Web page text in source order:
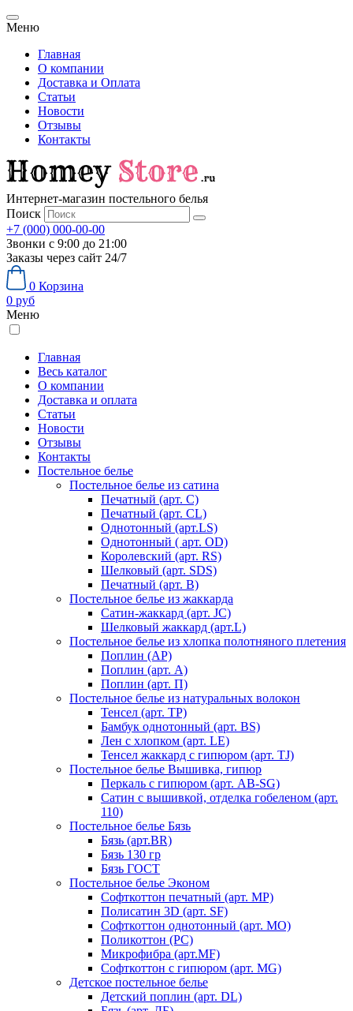
Меню
Главная
О компании
Доставка и Оплата
Статьи
Новости
Отзывы
Контакты
Интернет-магазин постельного белья
Поиск
+7 (000) 000-00-00
Звонки с 9:00 до 21:00
Заказы через сайт 24/7
0 Корзина
0 руб
Меню
Главная
Весь каталог
О компании
Доставка и оплата
Статьи
Новости
Отзывы
Контакты
Постельное белье
Постельное белье из сатина
Печатный (арт. С)
Печатный (арт. СL)
Однотонный (арт.LS)
Однотонный ( арт. OD)
Королевский (арт. RS)
Шелковый (арт. SDS)
Печатный (арт. В)
Постельное белье из жаккарда
Сатин-жаккард (арт. JC)
Шелковый жаккард (арт.L)
Постельное белье из хлопка полотняного плетения
Поплин (AP)
Поплин (арт. А)
Поплин (арт. П)
Постельное белье из натуральных волокон
Тенсел (арт. ТР)
Бамбук однотонный (арт. BS)
Лен с хлопком (арт. LE)
Тенсел жаккард с гипюром (арт. TJ)
Постельное белье Вышивка, гипюр
Перкаль с гипюром (арт. AB-SG)
Сатин с вышивкой, отделка гобеленом (арт.
110)
Постельное белье Бязь
Бязь (арт.BR)
Бязь 130 гр
Бязь ГОСТ
Постельное белье Эконом
Софткоттон печатный (арт. MР)
Полисатин 3D (арт. SF)
Софткоттон однотонный (арт. MO)
Поликоттон (PC)
Микрофибра (арт.MF)
Софткоттон с гипюром (арт. MG)
Детское постельное белье
Детский поплин (арт. DL)